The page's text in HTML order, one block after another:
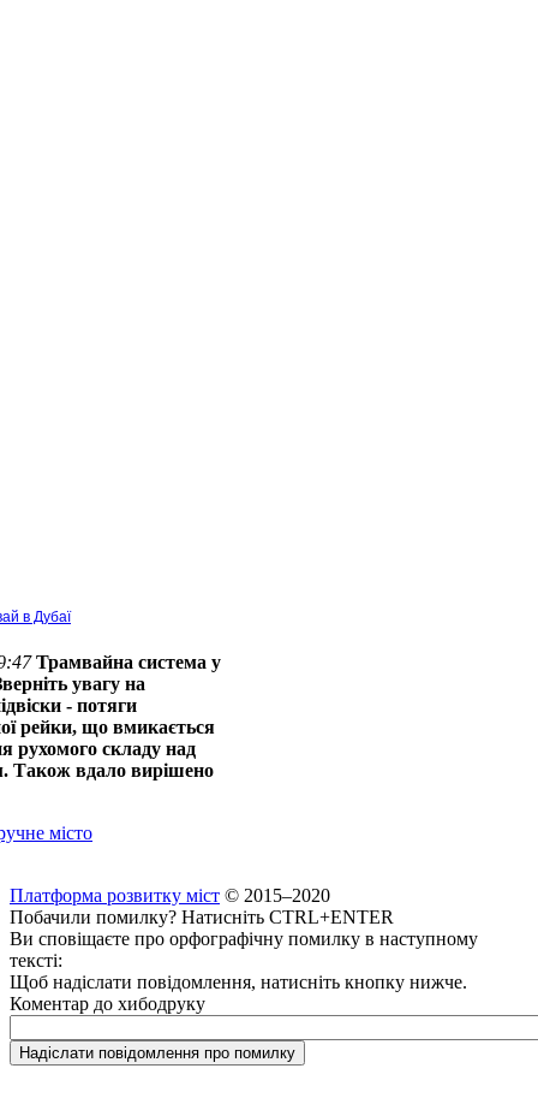
в Дубаї
Трамвайна система у
увагу на
- потяги
рейки, що вмикається
рухомого складу над
Також вдало вирішено
місто
Платформа розвитку міст © 2015–2020
Побачили помилку? Натисніть CTRL+ENTER
Ви сповіщаєте про орфографічну помилку в наступному
тексті:
Щоб надіслати повідомлення, натисніть кнопку нижче.
Коментар до хибодруку